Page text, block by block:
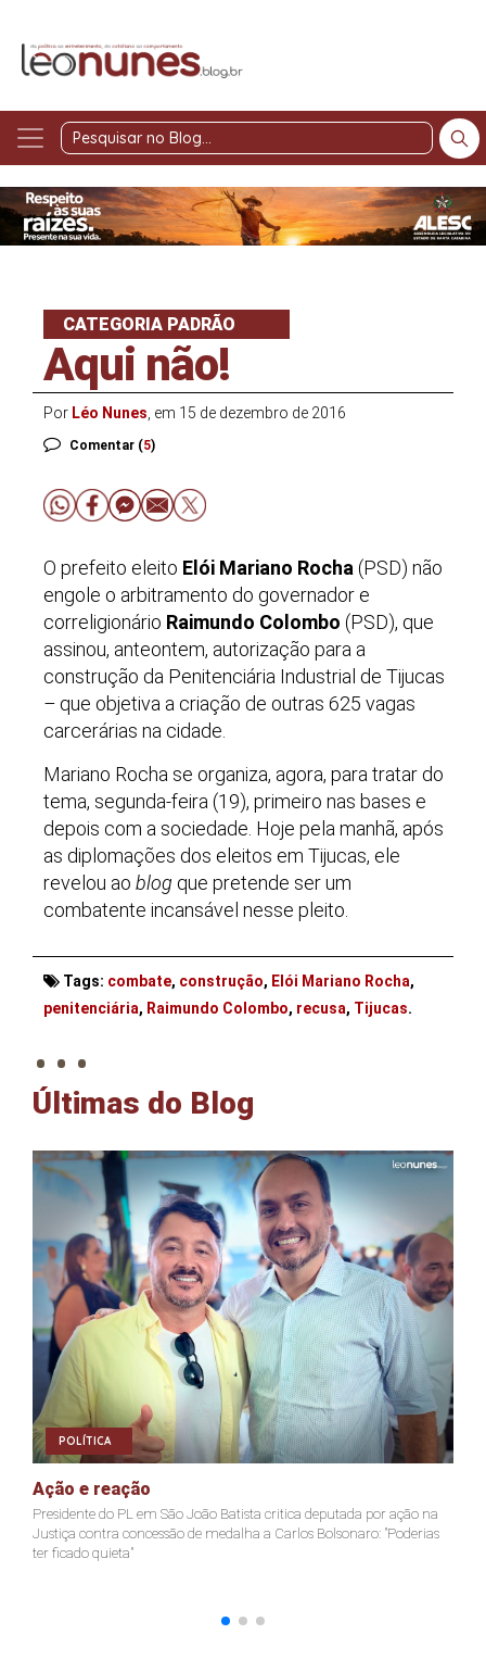
Pesquisar
Blog
CATEGORIA PADRÃO
Aqui não!
Por Léo Nunes , em 15 de dezembro de 2016
Comentar (5)
O prefeito eleito Elói Mariano Rocha (PSD) não
engole o arbitramento do governador e
correligionário Raimundo Colombo (PSD), que
assinou, anteontem, autorização para a
construção da Penitenciária Industrial de Tijucas
– que objetiva a criação de outras 625 vagas
carcerárias na cidade.
Mariano Rocha se organiza, agora, para tratar do
tema, segunda-feira (19), primeiro nas bases e
depois com a sociedade. Hoje pela manhã, após
as diplomações dos eleitos em Tijucas, ele
revelou ao blog que pretende ser um
combatente incansável nesse pleito.
Tags: combate, construção, Elói Mariano Rocha,
penitenciária, Raimundo Colombo, recusa, Tijucas.
. . .
Últimas do Blog
POLÍTICA
Ação e reação
Presidente do PL em São João Batista critica deputada por ação na
Justiça contra concessão de medalha a Carlos Bolsonaro: "Poderias
ter ficado quieta"